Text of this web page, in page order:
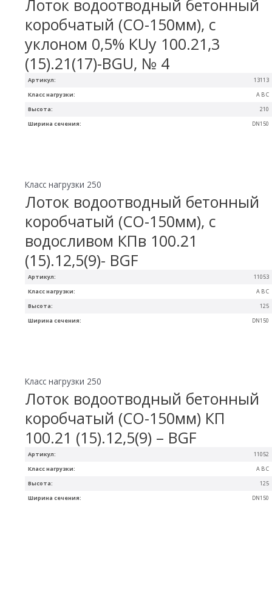
Артикул: 13113
Ширина сечения: DN150
Высота: 210
Класс нагрузки: A B C
Лоток водоотводный бетонный
коробчатый (СО-150мм), с
уклоном 0,5% КUу 100.21,3
(15).21(17)-BGU, № 4
Артикул: 11053
Ширина сечения: DN150
Высота: 125
Класс нагрузки: A B C
Класс нагрузки 250
Лоток водоотводный бетонный
коробчатый (СО-150мм), с
водосливом КПв 100.21
(15).12,5(9)- BGF
Артикул: 11052
Ширина сечения: DN150
Высота: 125
Класс нагрузки: A B C
Класс нагрузки 250
Лоток водоотводный бетонный
коробчатый (СО-150мм) КП
100.21 (15).12,5(9) – BGF